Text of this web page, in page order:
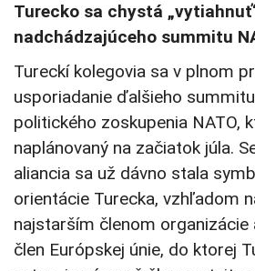
Turecko sa chystá
nadchádzajúceho summitu
Tureckí kolegovia sa v plnom
usporiadanie ďalšieho
politického zoskupenia NATO,
naplánovaný na začiatok júla.
aliancia sa už dávno stala
orientácie Turecka, vzhľadom
najstarším členom organizácie
člen Európskej únie, do ktorej